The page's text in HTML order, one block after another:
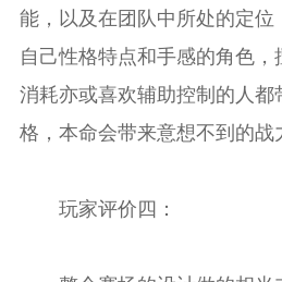
能，以及在团队中所处的定
自己性格特点和手感的角色
消耗亦或喜欢辅助控制的人
格，本命会带来意想不到的战
玩家评价四：